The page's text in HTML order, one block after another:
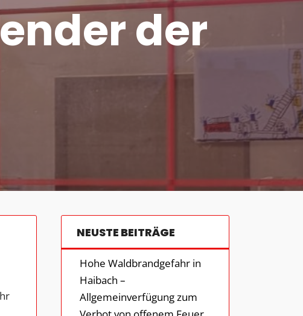
der
NEUSTE BEITRÄGE
Hohe Waldbrandgefahr in
Haibach –
Allgemeinverfügung zum